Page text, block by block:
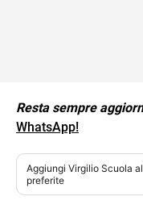
Resta sempre
WhatsApp!
Aggiungi Virgilio Scuola
preferite